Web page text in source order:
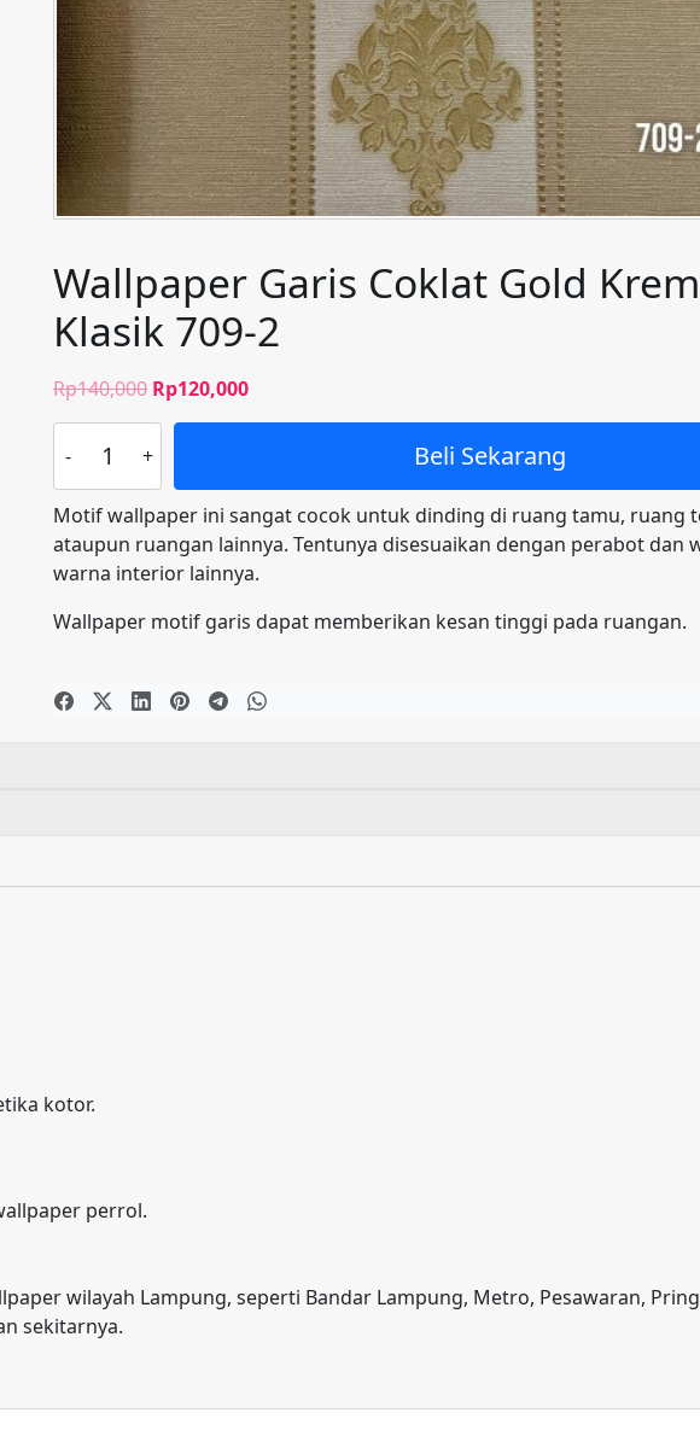
Wallpaper Garis Coklat Gold Krem
Klasik 709-2
Rp140,000 Harga
aslinya
Rp120,000Harga
saat
Rp120,000.
Wallpaper
Garis
Coklat
Gold
Krem
Klasik
Beli Sekarang
Motif wallpaper ini sangat cocok untuk dinding di ruang tamu, ruang
ataupun ruangan lainnya. Tentunya disesuaikan dengan perabot dan
warna interior lainnya.
Wallpaper motif garis dapat memberikan kesan tinggi pada ruangan.
kotor.
perrol.
wilayah Lampung, seperti Bandar Lampung, Metro, Pesawaran,
sekitarnya.